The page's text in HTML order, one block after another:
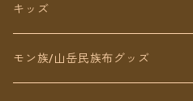
リング
ブレスレット
キッズ
モン族/山岳民族布グッズ